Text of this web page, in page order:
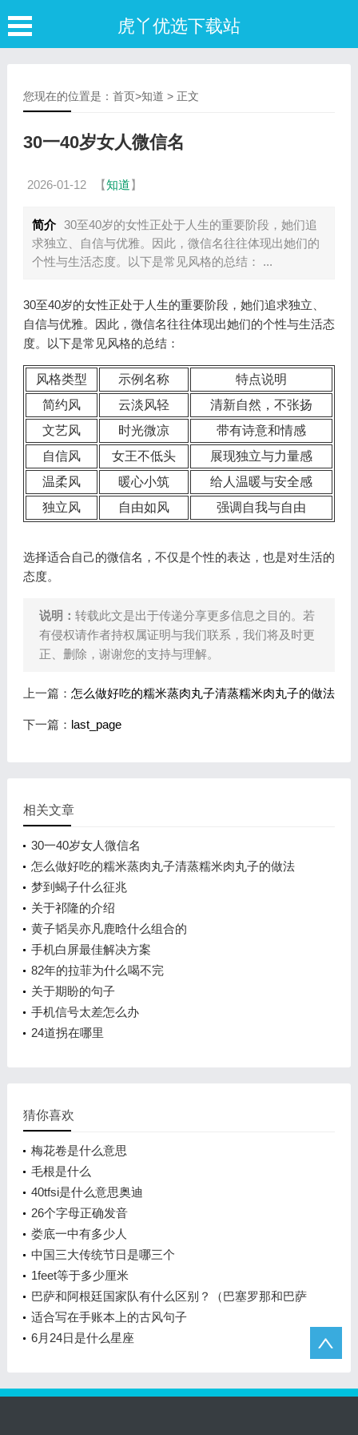
虎丫优选下载站
您现在的位置是： 首页>知道 > 正文
30一40岁女人微信名
2026-01-12 【知道】
简介 30至40岁的女性正处于人生的重要阶段，她们追
求独立、自信与优雅。因此，微信名往往体现出她们的
个性与生活态度。以下是常见风格的总结： ...
30至40岁的女性正处于人生的重要阶段，她们追求独立、
自信与优雅。因此，微信名往往体现出她们的个性与生活态
度。以下是常见风格的总结：
风格类型 示例名称
特点说明
简约风
云淡风轻
清新自然，不张扬
文艺风
时光微凉
带有诗意和情感
自信风
女王不低头
展现独立与力量感
温柔风
暖心小筑
给人温暖与安全感
独立风
自由如风 强调自我与自由
选择适合自己的微信名，不仅是个性的表达，也是对生活的
态度。
说明： 转载此文是出于传递分享更多信息之目的。若
有侵权请作者持权属证明与我们联系，我们将及时更
正、删除，谢谢您的支持与理解。
上一篇： 怎么做好吃的糯米蒸肉丸子清蒸糯米肉丸子的做法
下一篇： last_page
相关文章
30一40岁女人微信名
怎么做好吃的糯米蒸肉丸子清蒸糯米肉丸子的做法
梦到蝎子什么征兆
关于祁隆的介绍
黄子韬吴亦凡鹿晗什么组合的
手机白屏最佳解决方案
82年的拉菲为什么喝不完
关于期盼的句子
手机信号太差怎么办
24道拐在哪里
猜你喜欢
梅花卷是什么意思
毛根是什么
40tfsi是什么意思奥迪
26个字母正确发音
娄底一中有多少人
中国三大传统节日是哪三个
1feet等于多少厘米
巴萨和阿根廷国家队有什么区别？（巴塞罗那和巴萨
的区别？）
适合写在手账本上的古风句子
6月24日是什么星座